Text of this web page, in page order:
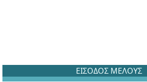
ΕΙΣΟΔΟΣ ΜΕΛΟΥΣ